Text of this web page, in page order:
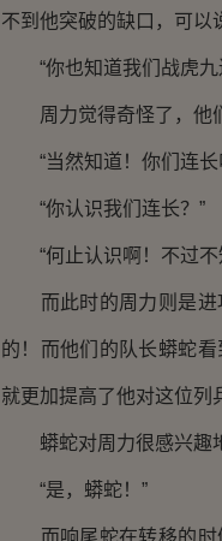
不到他突破的缺口，可以
“你也知道我们战虎九
周力觉得奇怪了，他们
“当然知道！你们连长
“你认识我们连长？”
“何止认识啊！不过不
而此时的周力则是进
的！而他们的队长蟒蛇
就更加提高了他对这位列
蟒蛇对周力很感兴趣地
“是，蟒蛇！”
而响尾蛇在转移的时